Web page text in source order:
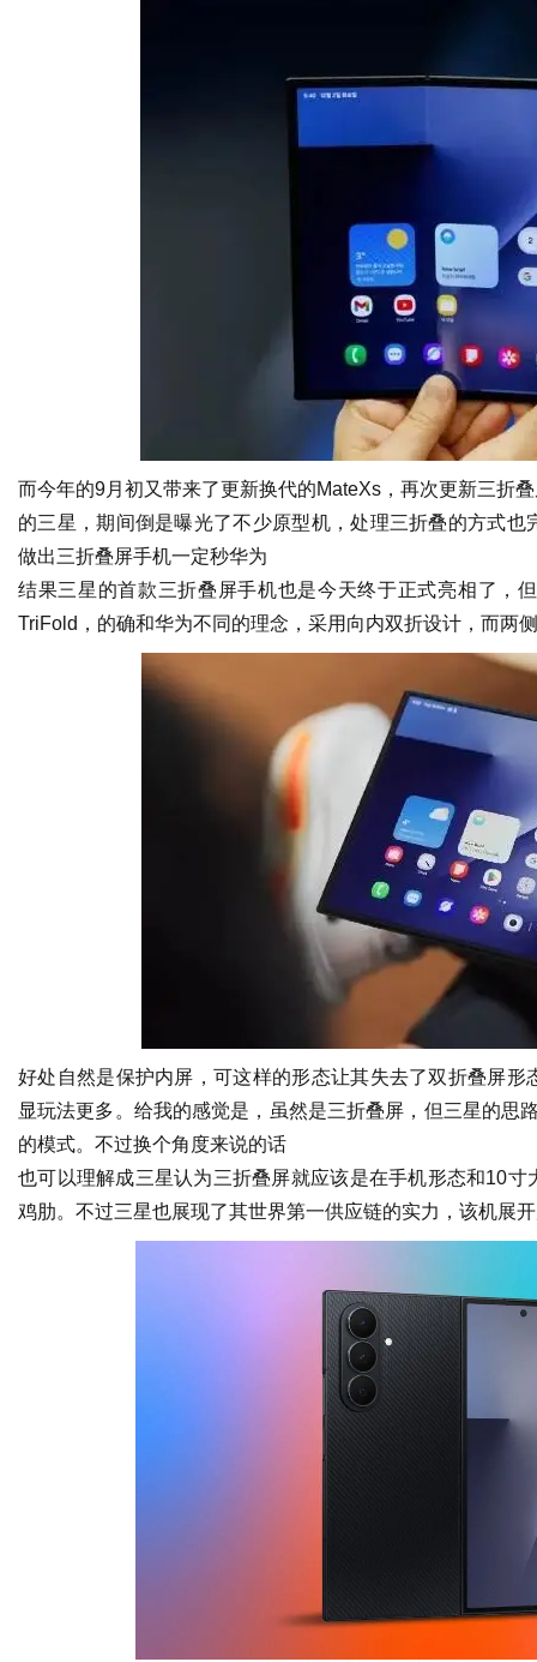
而今年的9月初又带来了更新换代的MateXs，再次更新三折
的三星，期间倒是曝光了不少原型机，处理三折叠的方式
做出三折叠屏手机一定秒华为
结果三星的首款三折叠屏手机也是今天终于正式亮相了，
TriFold，的确和华为不同的理念，采用向内双折设计，而两
好处自然是保护内屏，可这样的形态让其失去了双折叠屏
显玩法更多。给我的感觉是，虽然是三折叠屏，但三星的思
的模式。不过换个角度来说的话
也可以理解成三星认为三折叠屏就应该是在手机形态和10
鸡肋。不过三星也展现了其世界第一供应链的实力，该机展